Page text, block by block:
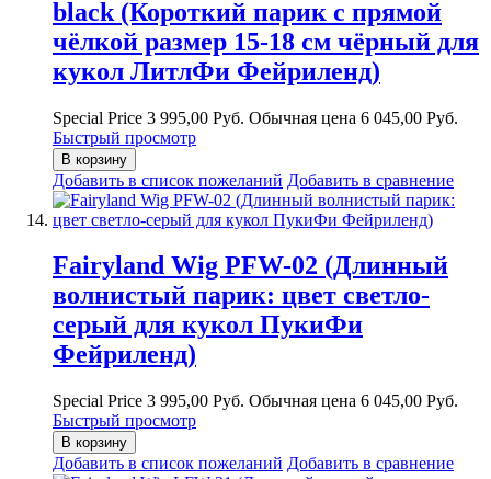
black (Короткий парик с прямой
чёлкой размер 15-18 см чёрный для
кукол ЛитлФи Фейриленд)
Special Price 3 995,00 Руб. Обычная цена 6 045,00 Руб.
Быстрый просмотр
В корзину
Добавить в список пожеланий Добавить в сравнение
Fairyland Wig PFW-02 (Длинный
волнистый парик: цвет светло-
серый для кукол ПукиФи
Фейриленд)
Special Price 3 995,00 Руб. Обычная цена 6 045,00 Руб.
Быстрый просмотр
В корзину
Добавить в список пожеланий Добавить в сравнение